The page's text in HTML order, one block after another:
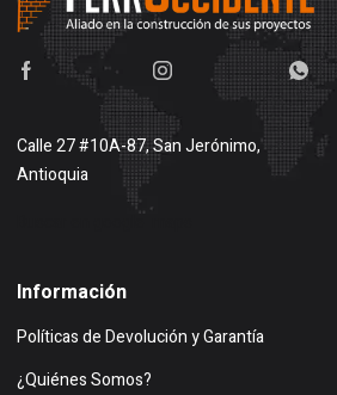
Calle 27 #10A-87, San Jerónimo,
Antioquia
Información
Políticas de Devolución y Garantía
¿Quiénes Somos?